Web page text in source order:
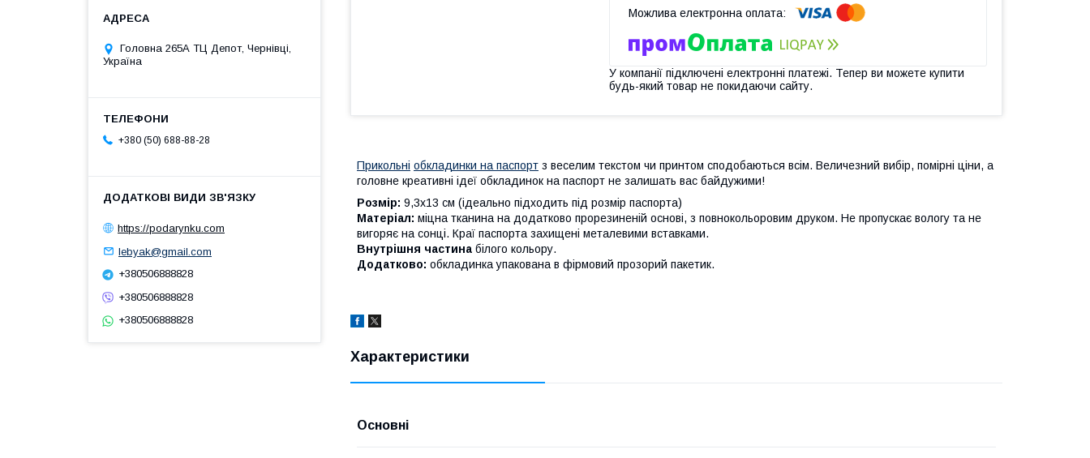
У компанії підключені електронні платежі. Тепер ви можете купити
будь-який товар не покидаючи сайту.
Прикольні обкладинки на паспорт з веселим текстом чи принтом сподобаються всім. Величезний вибір, помірні ціни, а
головне креативні ідеї обкладинок на паспорт не залишать вас байдужими!
Розмір: 9,3х13 см (ідеально підходить під розмір паспорта)
Матеріал: міцна тканина на додатково прорезиненій основі, з повнокольоровим друком. Не пропускає вологу та не
вигоряє на сонці. Краї паспорта захищені металевими вставками.
Внутрішня частина білого кольору.
Додатково: обкладинка упакована в фірмовий прозорий пакетик.
Характеристики
Основні
Головна 265А ТЦ Депот, Чернівці,
Україна
+380 (50) 688-88-28
https://podarynku.com
lebyak@gmail.com
+380506888828
+380506888828
+380506888828